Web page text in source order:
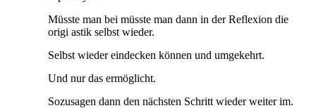
Müsste man bei müsste man dann in der Reflexion die
origi astik selbst wieder.
Selbst wieder eindecken können und umgekehrt.
Und nur das ermöglicht.
Sozusagen dann den nächsten Schritt wieder weiter im.